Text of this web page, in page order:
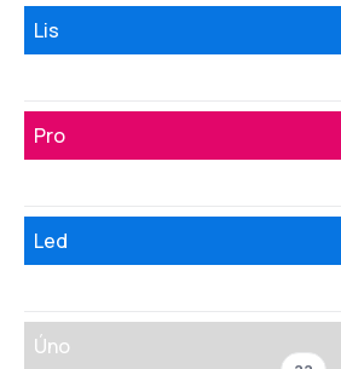
Lis
Pro
Led
Úno